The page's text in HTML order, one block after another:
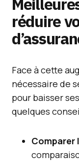
réduire
Face à cette
nécessaire de
pour baisser
quelques
Comparer